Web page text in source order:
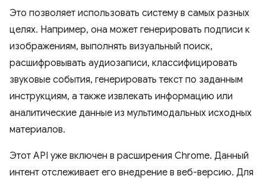
Это позволяет использовать систему в самых разных
целях. Например, она может генерировать подписи к
изображениям, выполнять визуальный поиск,
расшифровывать аудиозаписи, классифицировать
звуковые события, генерировать текст по заданным
инструкциям, а также извлекать информацию или
аналитические данные из мультимодальных исходных
материалов.
Этот API уже включен в расширения Chrome. Данный
интент отслеживает его внедрение в веб-версию. Для